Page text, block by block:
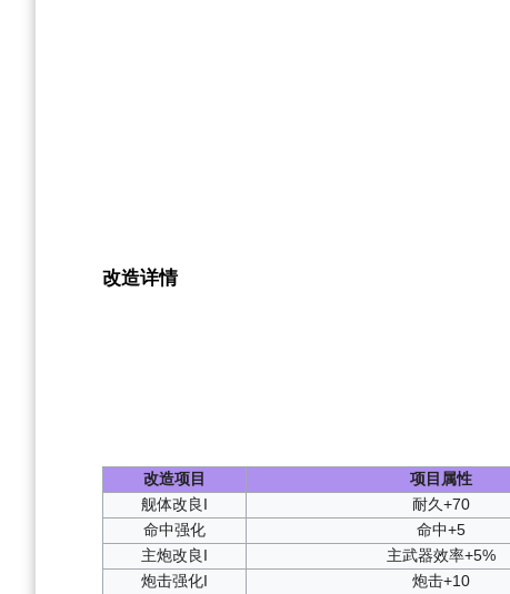
改造详情
改造项目 项目属性
舰体改良I
耐久+70
命中强化
命中+5
主炮改良I
主武器效率+5%
炮击强化I
炮击+10